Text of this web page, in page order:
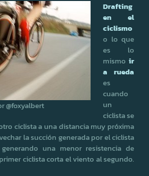
@foxyalbert
Drafting
en el
ciclismo
o lo que
es lo
mismo ir
a rueda
es
cuando
un
ciclista se
ciclista a una distancia muy próxima
la succión generada por el ciclista
una menor resistencia de
ciclista corta el viento al segundo.